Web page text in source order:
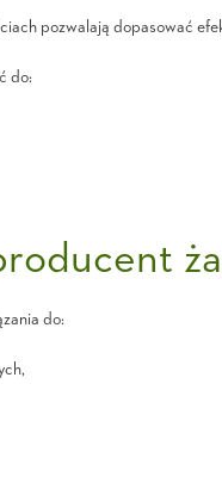
pozwalają dopasować
do:
do: